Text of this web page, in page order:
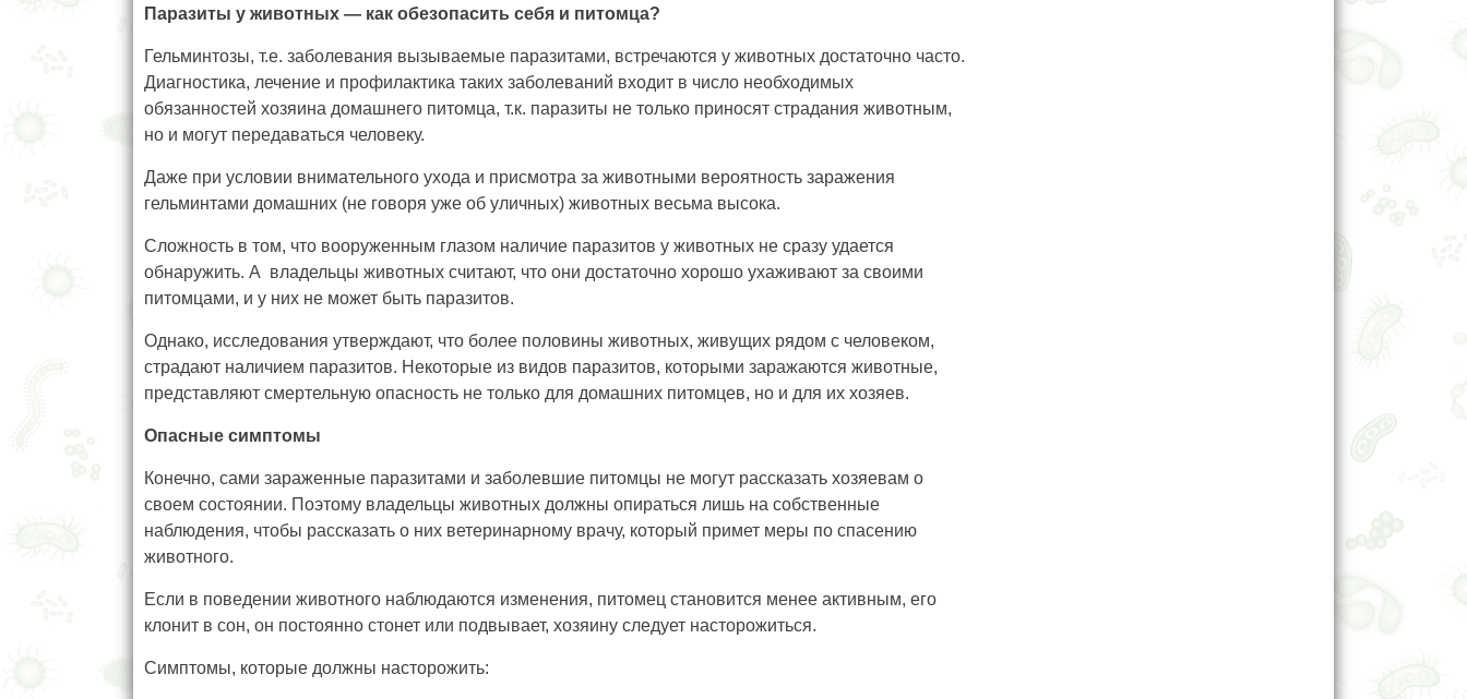
Паразиты у животных — как обезопасить себя и питомца?
Гельминтозы, т.е. заболевания вызываемые паразитами, встречаются у животных достаточно часто.
Диагностика, лечение и профилактика таких заболеваний входит в число необходимых
обязанностей хозяина домашнего питомца, т.к. паразиты не только приносят страдания животным,
но и могут передаваться человеку.
Даже при условии внимательного ухода и присмотра за животными вероятность заражения
гельминтами домашних (не говоря уже об уличных) животных весьма высока.
Сложность в том, что вооруженным глазом наличие паразитов у животных не сразу удается
обнаружить. А владельцы животных считают, что они достаточно хорошо ухаживают за своими
питомцами, и у них не может быть паразитов.
Однако, исследования утверждают, что более половины животных, живущих рядом с человеком,
страдают наличием паразитов. Некоторые из видов паразитов, которыми заражаются животные,
представляют смертельную опасность не только для домашних питомцев, но и для их хозяев.
Опасные симптомы
Конечно, сами зараженные паразитами и заболевшие питомцы не могут рассказать хозяевам о
своем состоянии. Поэтому владельцы животных должны опираться лишь на собственные
наблюдения, чтобы рассказать о них ветеринарному врачу, который примет меры по спасению
животного.
Если в поведении животного наблюдаются изменения, питомец становится менее активным, его
клонит в сон, он постоянно стонет или подвывает, хозяину следует насторожиться.
Симптомы, которые должны насторожить: